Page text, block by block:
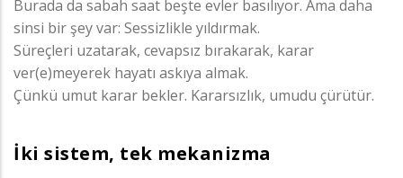
Burada da sabah saat beşte evler basılıyor. Ama daha
sinsi bir şey var: Sessizlikle yıldırmak.
Süreçleri uzatarak, cevapsız bırakarak, karar
ver(e)meyerek hayatı askıya almak.
Çünkü umut karar bekler. Kararsızlık, umudu çürütür.
İki sistem, tek mekanizma